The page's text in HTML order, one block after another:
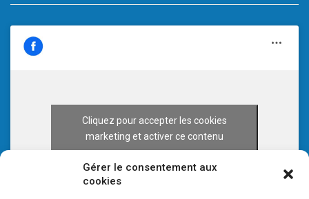
Gérer le consentement aux
cookies
Cliquez pour accepter les cookies
marketing et activer ce contenu